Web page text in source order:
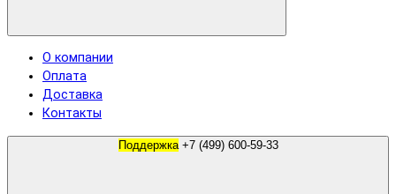
О компании
Оплата
Доставка
Контакты
Поддержка +7 (499) 600-59-33